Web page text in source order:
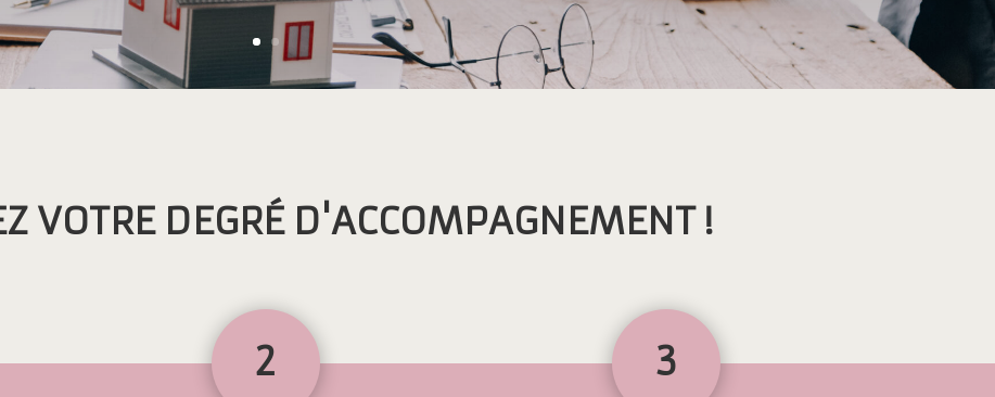
VOTRE DEGRÉ D'ACCOMPAGNEMENT !
2 3